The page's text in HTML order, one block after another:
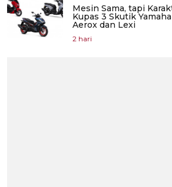
Mesin Sama, tapi
Kupas 3 Skutik
Aerox dan Lexi
2 hari